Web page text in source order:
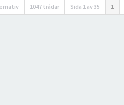
1047 trådar Sida 1 av35 1